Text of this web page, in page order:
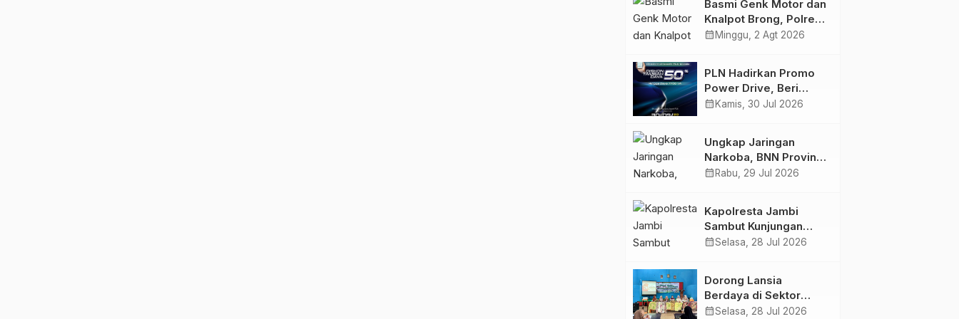
Semakin Skena
Basmi Genk Motor dan
Knalpot Brong, Polres
Tanjab Barat Amankan
calendar_month Minggu, 2 Agt 2026
PLN Hadirkan Promo
Power Drive, Beri
Diskon Tambah Daya
calendar_month Kamis, 30 Jul 2026
Ungkap Jaringan
Narkoba, BNN Provinsi
Jambi dan Bea Cukai
Butir Ekstasi dan 146
Gram Sabu
calendar_month Rabu, 29 Jul 2026
Kapolresta Jambi
Sambut Kunjungan
Ketua dan Pengurus
Kolaborasi
calendar_monthSelasa, 28 Jul 2026
Dorong Lansia
Berdaya di Sektor
Hijau, Pertamina EP
calendar_monthSelasa, 28 Jul 2026